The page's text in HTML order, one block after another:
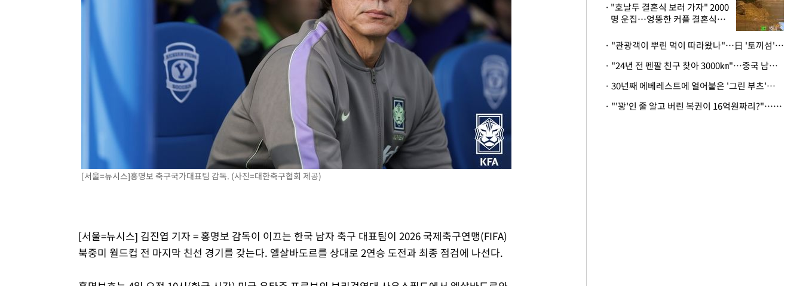
[속보]장은수, KLPGA 제주삼다수 역전 우승…데뷔 10년 차에 첫
"얼마나 더웠으면"…안동 물길공원서 헤엄친 구렁이 '소동'
손흥민, 68분 뛰고 2경기 침묵…LAFC, 톨루카에 1-0 승리(종합)
'2경기 연속 침묵' 손흥민, 톨루카전 68분만 뛰고 슈팅 0개
이강인, 오늘 서울서 AT마드리드 입단식…'전례 없는 특급대우'
'여긴 20도, 저긴 50도'…열화상 카메라로 본 폭염 저감시설 '온도차'
콜롬비아 신임 우파 대통령 취임 하루만에 차량폭탄 폭발 사건
튀르키예 외무장관, "메카 3국 방위협정은 이란이 목표 아냐 " 밝혀
이군이 불법 군시설 건설한 레바논 남부에서 레바논군 3명 폭발로 부상
[서울=뉴시스]홍명보 축구국가대표팀 감독. (사진=대한축구협회 제공)
[서울=뉴시스] 김진엽 기자 = 홍명보 감독이 이끄는 한국 남자 축구 대표팀이 2026 국제축구연맹(FIFA)
북중미 월드컵 전 마지막 친선 경기를 갖는다. 엘살바도르를 상대로 2연승 도전과 최종 점검에 나선다.
"호날두 결혼식 보러 가자" 2000
명 운집…엉뚱한 커플 결혼식에
· "관광객이 뿌린 먹이 따라왔나"…日 '토끼섬' 멧돼지, 토끼까지 사냥
· "24년 전 펜팔 친구 찾아 3000㎞"…중국 남성 사연에 '뭉클'
· 30년째 에베레스트에 얼어붙은 '그린 부츠'…드디어 가족 품으로
· "'꽝'인 줄 알고 버린 복권이 16억원짜리?"…극적으로 되찾은 사연